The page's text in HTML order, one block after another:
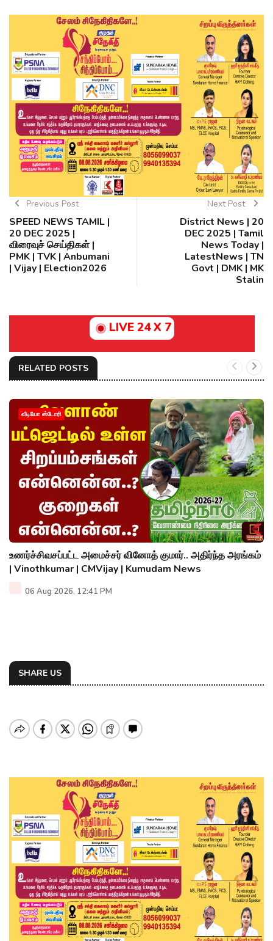
Previous Post
SPEED NEWS TAMIL |
20 DEC 2025 |
விரைவுச் செய்திகள் |
PMK | TVK | Anbumani
| Vijay | Election2026
Next Post
District News | 20
DEC 2025 | Tamil
News Today |
LatestNews | TN
Govt | DMK | MK
Stalin
LIVE 24 X 7
RELATED POSTS
வீடியோ ஸ்டோரி
உணர்ச்சிவசப்பட்ட அமைச்சர் வினோத் குமார்.. அதிர்ந்த அரங்கம்
| Vinothkumar | CMVijay | Kumudam News
06 Aug 2026, 12:41 PM
SHARE US